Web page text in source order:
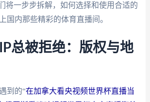
将一步步拆解，如何选择和使用合适的
国内那些精彩的体育直播间。
总被拒绝：版权与地
到的“在加拿大看央视频世界杯直播当